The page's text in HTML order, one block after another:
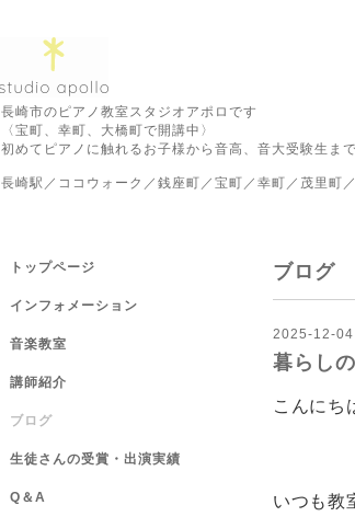
長崎市のピアノ教室スタジオアポロです
〈宝町、幸町、大橋町で開講中〉
初めてピアノに触れるお子様から音高、音大受験生ま
長崎駅／ココウォーク／銭座町／宝町／幸町／茂里町
ブログ
2025-12-
暮らし
こんにち
いつも教
トップページ
インフォメーション
音楽教室
講師紹介
ブログ
生徒さんの受賞・出演実績
Q＆A